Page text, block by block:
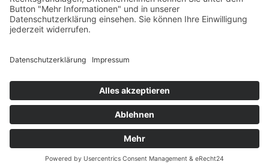
Folgen Sie dem VeR auf
Social Media